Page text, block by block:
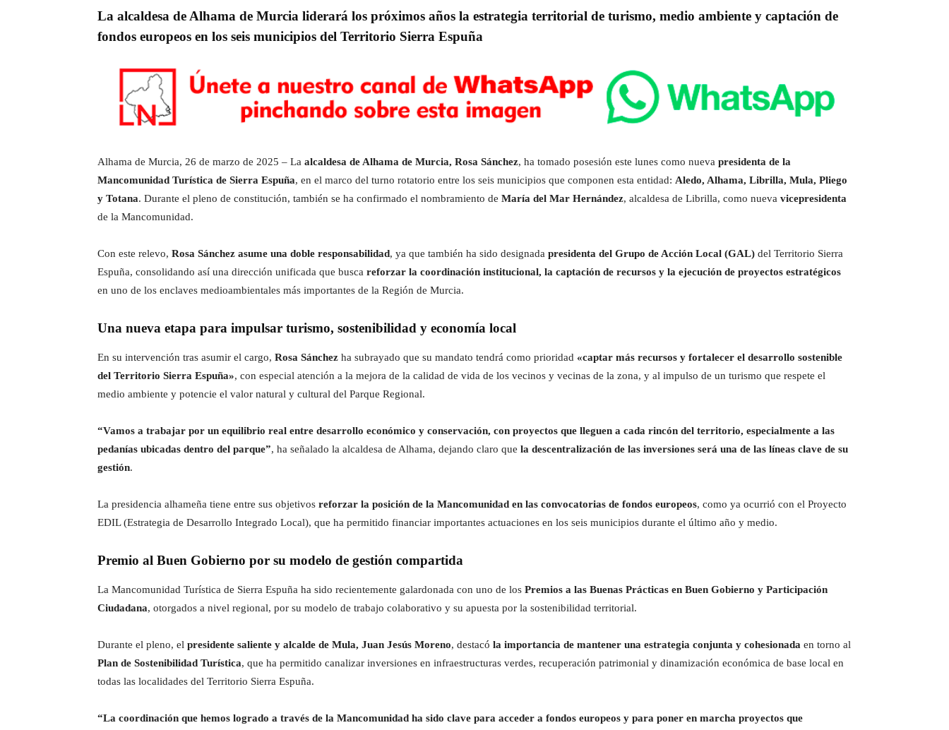
La alcaldesa de Alhama de Murcia liderará los próximos años la estrategia territorial de turismo, medio ambiente y captación de
fondos europeos en los seis municipios del Territorio Sierra Espuña
Alhama de Murcia, 26 de marzo de 2025 – La alcaldesa de Alhama de Murcia, Rosa Sánchez, ha tomado posesión este lunes como nueva presidenta de la
Mancomunidad Turística de Sierra Espuña, en el marco del turno rotatorio entre los seis municipios que componen esta entidad: Aledo, Alhama, Librilla, Mula, Pliego
y Totana. Durante el pleno de constitución, también se ha confirmado el nombramiento de María del Mar Hernández, alcaldesa de Librilla, como nueva vicepresidenta
de la Mancomunidad.
Con este relevo, Rosa Sánchez asume una doble responsabilidad, ya que también ha sido designada presidenta del Grupo de Acción Local (GAL) del Territorio Sierra
Espuña, consolidando así una dirección unificada que busca reforzar la coordinación institucional, la captación de recursos y la ejecución de proyectos estratégicos
en uno de los enclaves medioambientales más importantes de la Región de Murcia.
Una nueva etapa para impulsar turismo, sostenibilidad y economía local
En su intervención tras asumir el cargo, Rosa Sánchez ha subrayado que su mandato tendrá como prioridad «captar más recursos y fortalecer el desarrollo sostenible
del Territorio Sierra Espuña», con especial atención a la mejora de la calidad de vida de los vecinos y vecinas de la zona, y al impulso de un turismo que respete el
medio ambiente y potencie el valor natural y cultural del Parque Regional.
“Vamos a trabajar por un equilibrio real entre desarrollo económico y conservación, con proyectos que lleguen a cada rincón del territorio, especialmente a las
pedanías ubicadas dentro del parque”, ha señalado la alcaldesa de Alhama, dejando claro que la descentralización de las inversiones será una de las líneas clave de su
gestión.
La presidencia alhameña tiene entre sus objetivos reforzar la posición de la Mancomunidad en las convocatorias de fondos europeos, como ya ocurrió con el Proyecto
EDIL (Estrategia de Desarrollo Integrado Local), que ha permitido financiar importantes actuaciones en los seis municipios durante el último año y medio.
Premio al Buen Gobierno por su modelo de gestión compartida
La Mancomunidad Turística de Sierra Espuña ha sido recientemente galardonada con uno de los Premios a las Buenas Prácticas en Buen Gobierno y Participación
Ciudadana, otorgados a nivel regional, por su modelo de trabajo colaborativo y su apuesta por la sostenibilidad territorial.
Durante el pleno, el presidente saliente y alcalde de Mula, Juan Jesús Moreno, destacó la importancia de mantener una estrategia conjunta y cohesionada en torno al
Plan de Sostenibilidad Turística, que ha permitido canalizar inversiones en infraestructuras verdes, recuperación patrimonial y dinamización económica de base local en
todas las localidades del Territorio Sierra Espuña.
“La coordinación que hemos logrado a través de la Mancomunidad ha sido clave para acceder a fondos europeos y para poner en marcha proyectos que